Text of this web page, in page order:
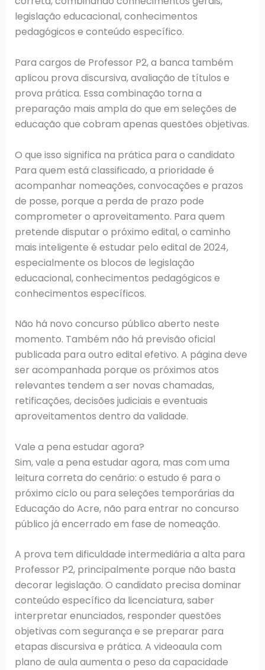
legislação educacional, conhecimentos
pedagógicos e conteúdo específico.
Para cargos de Professor P2, a banca também
aplicou prova discursiva, avaliação de títulos e
prova prática. Essa combinação torna a
preparação mais ampla do que em seleções de
educação que cobram apenas questões objetivas.
O que isso significa na prática para o candidato
Para quem está classificado, a prioridade é
acompanhar nomeações, convocações e prazos
de posse, porque a perda de prazo pode
comprometer o aproveitamento. Para quem
pretende disputar o próximo edital, o caminho
mais inteligente é estudar pelo edital de 2024,
especialmente os blocos de legislação
educacional, conhecimentos pedagógicos e
conhecimentos específicos.
Não há novo concurso público aberto neste
momento. Também não há previsão oficial
publicada para outro edital efetivo. A página deve
ser acompanhada porque os próximos atos
relevantes tendem a ser novas chamadas,
retificações, decisões judiciais e eventuais
aproveitamentos dentro da validade.
Vale a pena estudar agora?
Sim, vale a pena estudar agora, mas com uma
leitura correta do cenário: o estudo é para o
próximo ciclo ou para seleções temporárias da
Educação do Acre, não para entrar no concurso
público já encerrado em fase de nomeação.
A prova tem dificuldade intermediária a alta para
Professor P2, principalmente porque não basta
decorar legislação. O candidato precisa dominar
conteúdo específico da licenciatura, saber
interpretar enunciados, responder questões
objetivas com segurança e se preparar para
etapas discursiva e prática. A videoaula com
plano de aula aumenta o peso da capacidade